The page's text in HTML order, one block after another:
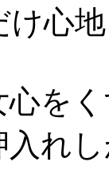
心
心を
入れ